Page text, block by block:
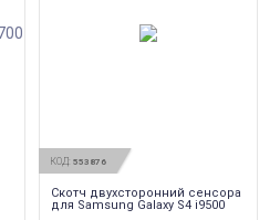
КОД: 553876
Скотч двухсторонний сенсора
для Samsung Galaxy S4 i9500